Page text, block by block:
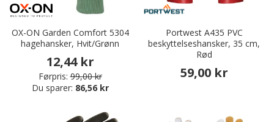
OX-ON Garden Comfort 5304
hagehansker, Hvit/Grønn
12,44 kr
Førpris: 99,00 kr
Du sparer: 86,56 kr
Portwest A435 PVC
beskyttelseshansker, 35 cm,
Rød
59,00 kr